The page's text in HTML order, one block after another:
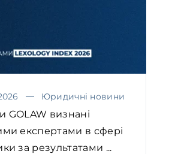
Юридичні новини
GOLAW визнані
експертами в сфері
за результатами ...